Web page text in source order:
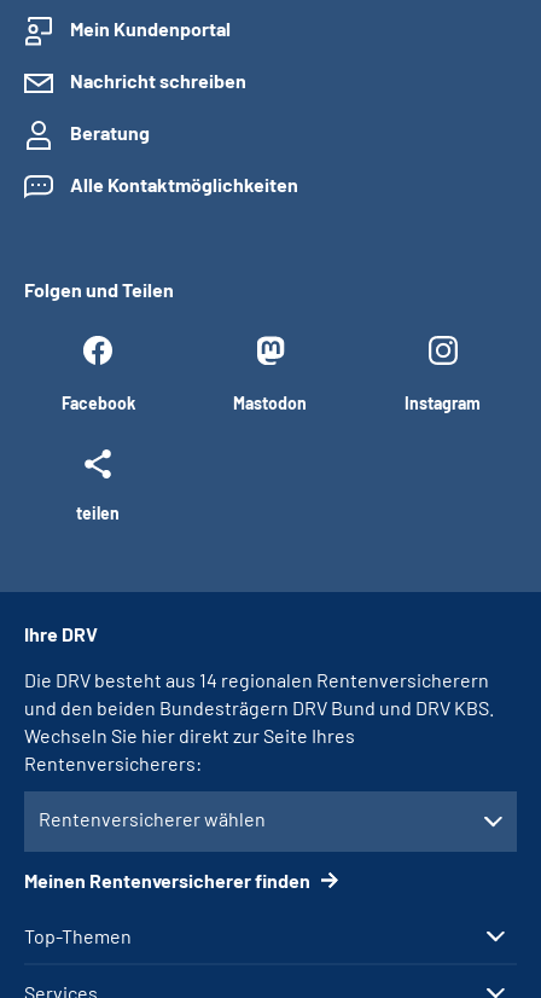
Mein Kundenportal
Nachricht schreiben
Beratung
Alle Kontaktmöglichkeiten
Folgen und Teilen
Facebook Mastodon Instagram
teilen
Top-Themen
Services
Ihre DRV
Die DRV besteht aus 14 regionalen Rentenversicherern
und den beiden Bundesträgern DRV Bund und DRV KBS.
Wechseln Sie hier direkt zur Seite Ihres
Rentenversicherers:
Rentenversicherer wählen
Meinen Rentenversicherer finden